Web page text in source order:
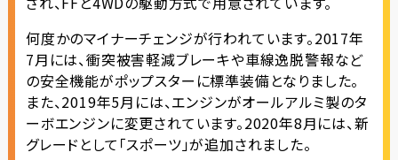
何度かのマイナーチェンジが行われています。2017年
7月には、衝突被害軽減ブレーキや車線逸脱警報など
の安全機能がポップスターに標準装備となりました。
また、2019年5月には、エンジンがオールアルミ製のタ
ーボエンジンに変更されています。2020年8月には、新
グレードとして「スポーツ」が追加されました。